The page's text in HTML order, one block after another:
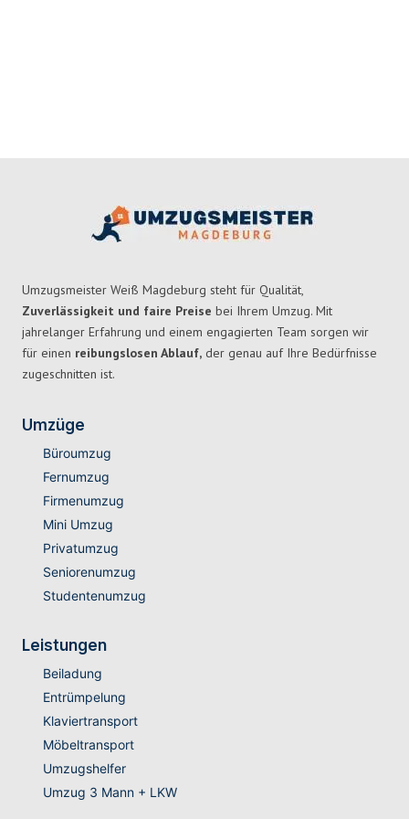
Umzugsmeister Weiß Magdeburg steht für Qualität,
Zuverlässigkeit und faire Preise bei Ihrem Umzug. Mit
jahrelanger Erfahrung und einem engagierten Team sorgen wir
für einen reibungslosen Ablauf, der genau auf Ihre Bedürfnisse
zugeschnitten ist.
Umzüge
Büroumzug
Fernumzug
Firmenumzug
Mini Umzug
Privatumzug
Seniorenumzug
Studentenumzug
Leistungen
Beiladung
Entrümpelung
Klaviertransport
Möbeltransport
Umzugshelfer
Umzug 3 Mann + LKW